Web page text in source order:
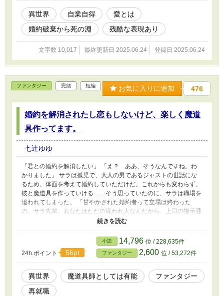
異世界 自業自得
愛とは
婚約破棄から死の淵
残酷な表現あり
文字数 10,017 最終更新日 2025.06.24 登録日 2025.06.24
ファンタジー 完結 短編 お気に入りに追加 476
婚約を解消されたし恋もしないけど、楽しく魔道
具作ってます。
七辻ゆゆ
「君との婚約を解消したい」 「え？ ああ、そうなんですね。わ
かりました」 サラは孤児で、大人の男であるジャストの世話にな
るため、体面を考えて婚約していただけだ。これからも変わらず、
彼と魔道具を作っていける……そう思っていたのに、サラは職場を
追われてしまった。 「甘やかされた婚約者って立場は終わった
の。サラ先輩、あなたはただの雇われ人なんだから、上司の指示通
り、利益になるものを作らなきゃいけなかったのよ」 魔道具バカ
なのがいけなかったのだろうか。けれどサラは、これからも魔道具
24h.ポイント 56pt
小説 14,796 位 / 228,635件
ファンタジー 2,600 位 / 53,272件
異世界 魔道具師としては有能
ファンタジー
再就職